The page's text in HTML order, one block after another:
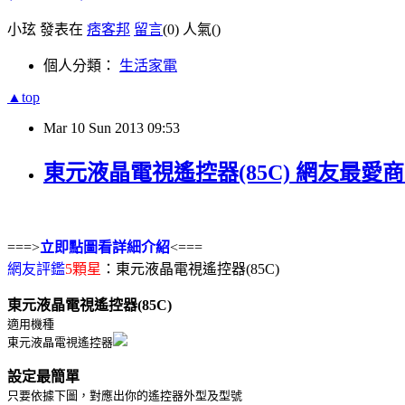
小玹 發表在 痞客邦 留言(0) 人氣()
個人分類： 生活家電
▲top
Mar 10 Sun 2013 09:53
東元液晶電視遙控器(85C) 網友最愛
===>立即點圖看詳細介紹<===
網友評鑑5顆星 ：東元液晶電視遙控器(85C)
東元液晶電視遙控器(85C)
適用機種
東元液晶電視遙控器
設定最簡單
只要依據下圖，對應出你的遙控器外型及型號